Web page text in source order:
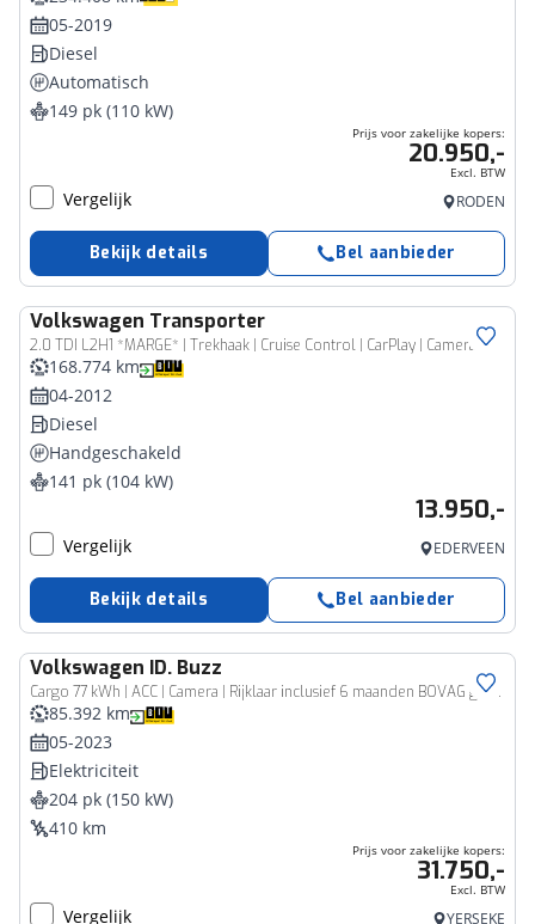
05-2019
Diesel
Automatisch
149 pk (110 kW)
Prijs voor zakelijke kopers:
20.950,-
Excl. BTW
Vergelijk RODEN
Bekijk details Bel aanbieder
Volkswagen Transporter
2.0 TDI L2H1 *MARGE* | Trekhaak | Cruise Control | CarPlay | Camera | Maxton |
Bedrijfswagen
168.774 km
04-2012
Diesel
Handgeschakeld
141 pk (104 kW)
13.950,-
Vergelijk EDERVEEN
Bekijk details Bel aanbieder
Volkswagen ID. Buzz
Cargo 77 kWh | ACC | Camera | Rijklaar inclusief 6 maanden BOVAG garantie!
Bedrijfswagen
85.392 km
05-2023
Elektriciteit
204 pk (150 kW)
410 km
Prijs voor zakelijke kopers:
31.750,-
Excl. BTW
Vergelijk YERSEKE